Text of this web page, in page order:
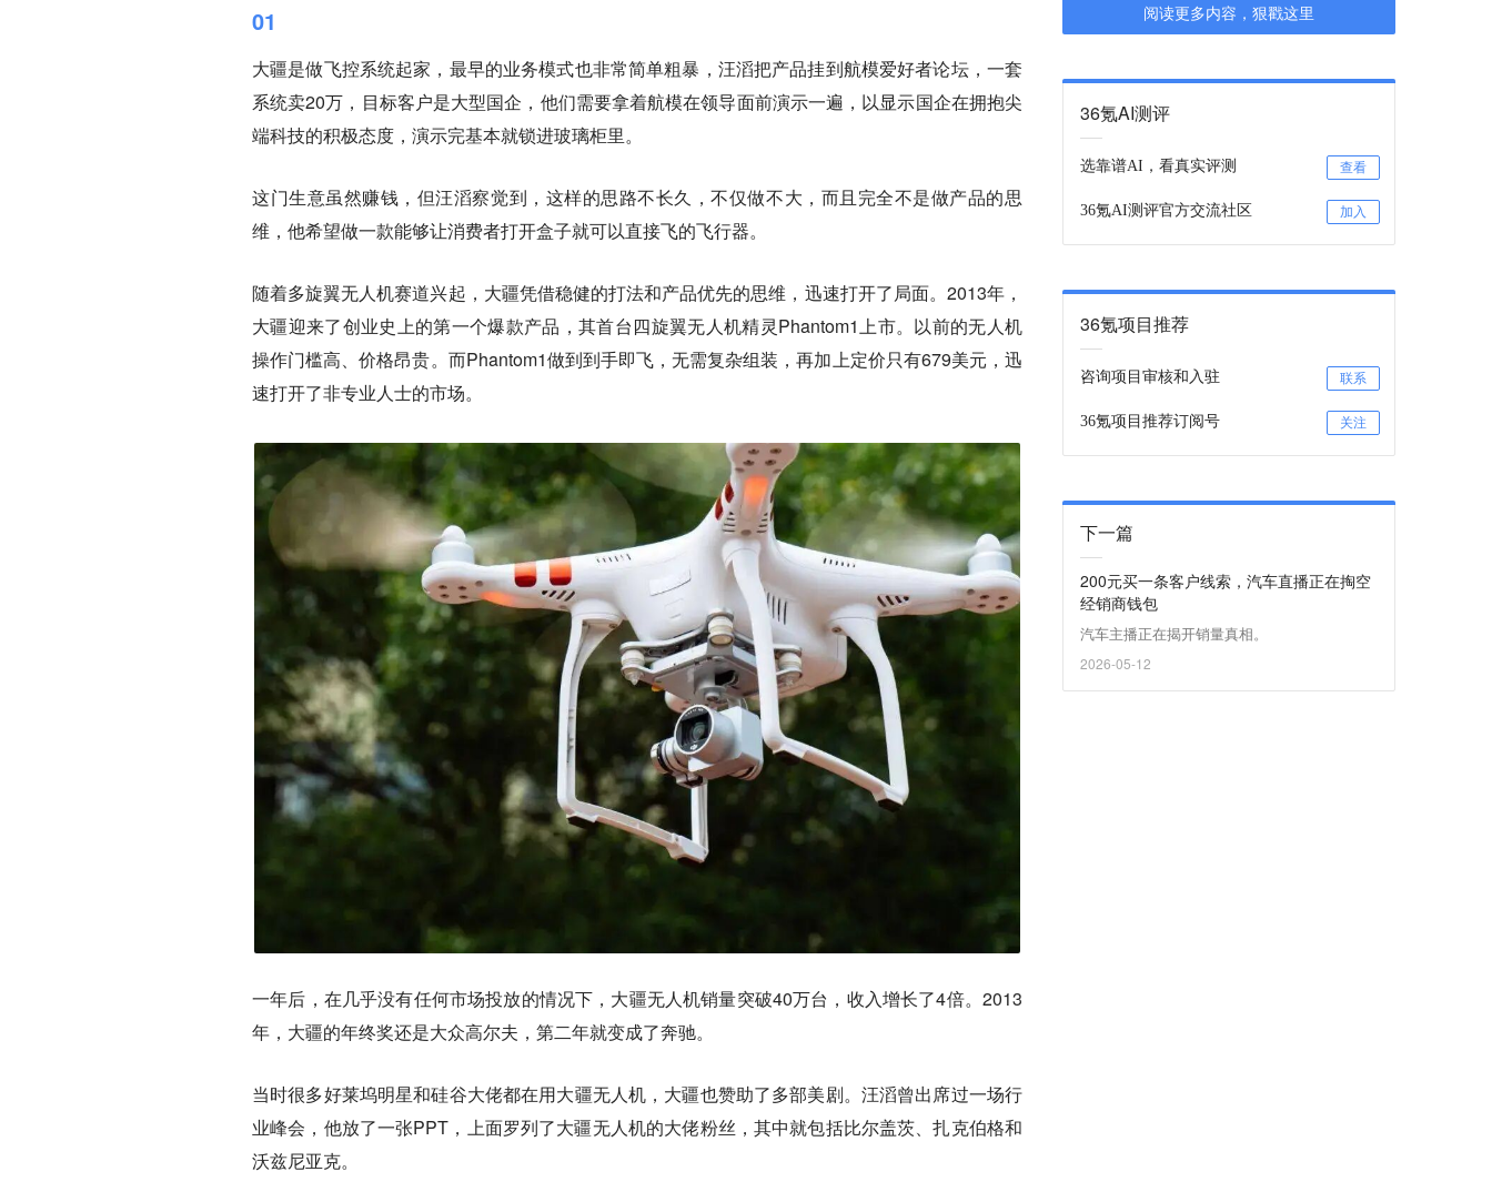
01
大疆是做飞控系统起家，最早的业务模式也非常简单粗暴，汪滔把产品挂到航模爱好者论坛，一套
系统卖20万，目标客户是大型国企，他们需要拿着航模在领导面前演示一遍，以显示国企在拥抱尖
端科技的积极态度，演示完基本就锁进玻璃柜里。
这门生意虽然赚钱，但汪滔察觉到，这样的思路不长久，不仅做不大，而且完全不是做产品的思
维，他希望做一款能够让消费者打开盒子就可以直接飞的飞行器。
随着多旋翼无人机赛道兴起，大疆凭借稳健的打法和产品优先的思维，迅速打开了局面。2013年，
大疆迎来了创业史上的第一个爆款产品，其首台四旋翼无人机精灵Phantom1上市。以前的无人机
操作门槛高、价格昂贵。而Phantom1做到到手即飞，无需复杂组装，再加上定价只有679美元，迅
速打开了非专业人士的市场。
一年后，在几乎没有任何市场投放的情况下，大疆无人机销量突破40万台，收入增长了4倍。2013
年，大疆的年终奖还是大众高尔夫，第二年就变成了奔驰。
当时很多好莱坞明星和硅谷大佬都在用大疆无人机，大疆也赞助了多部美剧。汪滔曾出席过一场行
业峰会，他放了一张PPT，上面罗列了大疆无人机的大佬粉丝，其中就包括比尔盖茨、扎克伯格和
沃兹尼亚克。
阅读更多内容，狠戳这里
36氪AI测评
选靠谱AI，看真实评测 查看
36氪AI测评官方交流社区 加入
36氪项目推荐
咨询项目审核和入驻 联系
36氪项目推荐订阅号 关注
下一篇
200元买一条客户线索，汽车直播正在掏空
经销商钱包
汽车主播正在揭开销量真相。
2026-05-12